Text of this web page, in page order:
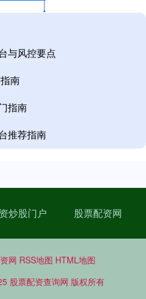
与风控要点
南
指南
推荐指南
炒股门户 股票配资网
网 RSS地图 HTML地图
股票配资查询网 版权所有